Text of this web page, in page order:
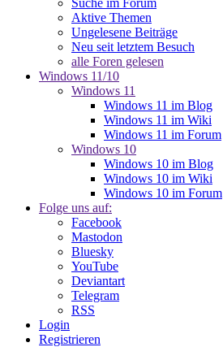
Suche im Forum
Aktive Themen
Ungelesene Beiträge
Neu seit letztem Besuch
alle Foren gelesen
Windows 11/10
Windows 11
Windows 11 im Blog
Windows 11 im Wiki
Windows 11 im Forum
Windows 10
Windows 10 im Blog
Windows 10 im Wiki
Windows 10 im Forum
Folge uns auf:
Facebook
Mastodon
Bluesky
YouTube
Deviantart
Telegram
RSS
Login
Registrieren